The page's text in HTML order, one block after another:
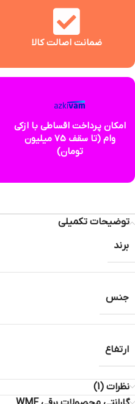
ضمانت اصالت کالا
امکان پرداخت اقساطی با ازکی
وام (تا سقف 75 میلیون
تومان)
توضیحات تکمیلی
برند
جنس
ارتفاع
نظرات (1)